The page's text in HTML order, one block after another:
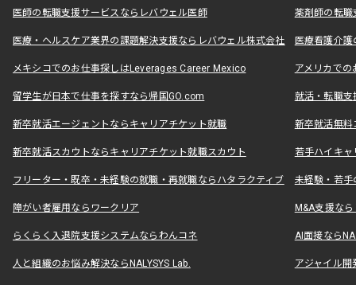
医師の転職支援サービスならレバウェル医師 薬剤師の転
医療・ヘルスケア業界の課題解決支援ならレバウェル株式会社 医療看護介
メキシコでのお仕事探しはLeverages Career Mexico アメリカで
留学生が日本で仕事を探すなら帰国GO.com 就活・転職
新卒就活エージェントならキャリアチケット就職 新卒就活無料
新卒就活スカウトならキャリアチケット就職スカウト 若手ハイキ
フリーター・既卒・未経験の就職・再就職ならハタラクティブ 未経験・若手
障がい者雇用ならワークリア M&A支援な
らくらく入退院支援システムならわんコネ AI面接なら
人と組織のお悩み解決ならNALYSYS Lab. アジャイル